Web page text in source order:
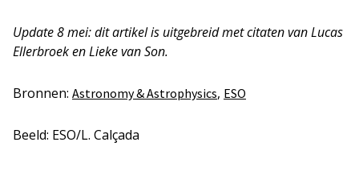
Update 8 mei: dit artikel is uitgebreid met citaten van Lucas
Ellerbroek en Lieke van Son.
Bronnen: Astronomy & Astrophysics, ESO
Beeld: ESO/L. Calçada